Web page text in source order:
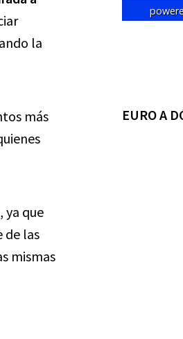
la
más
ya que
de las
mismas
EURO A